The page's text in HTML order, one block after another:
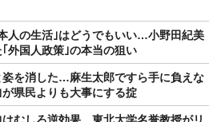
人の生活｣はどうでもいい…小野田紀美
外国人政策｣の本当の狙い
を消した…麻生太郎ですら手に負えな
県民よりも大事にする掟
はむしろ逆効果…東北大学名誉教授がリ